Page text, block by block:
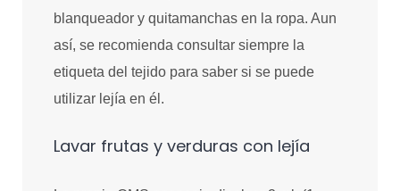
blanqueador y quitamanchas en la ropa. Aun
así, se recomienda consultar siempre la
etiqueta del tejido para saber si se puede
utilizar lejía en él.
Lavar frutas y verduras con lejía